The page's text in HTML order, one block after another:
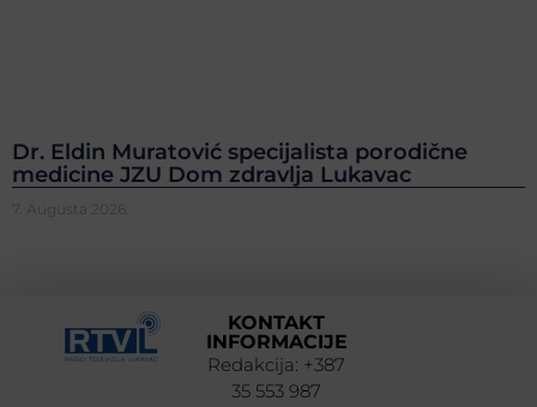
Dr. Eldin Muratović specijalista porodične
medicine JZU Dom zdravlja Lukavac
7. Augusta 2026.
KONTAKT
INFORMACIJE
Redakcija: +387
35 553 987